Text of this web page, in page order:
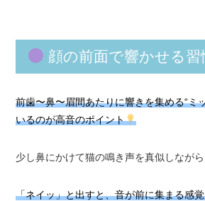
顔の前面で響かせる習
前歯〜鼻〜眉間あたりに響きを集める“ミ
いるのが高音のポイント
少し鼻にかけて猫の鳴き声を真似しながら
「ネイッ」と出すと、音が前に集まる感